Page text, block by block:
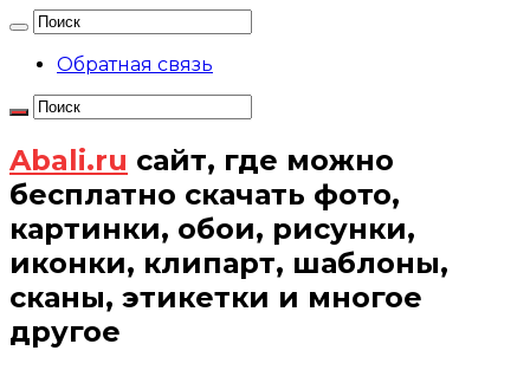
Обратная связь
Abali.ru сайт, где можно
бесплатно скачать фото,
картинки, обои, рисунки,
иконки, клипарт, шаблоны,
сканы, этикетки и многое
другое